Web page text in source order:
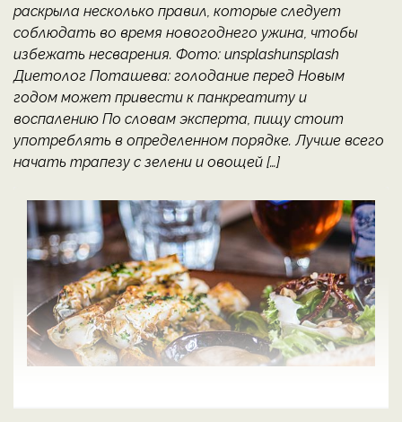
раскрыла несколько правил, которые следует
соблюдать во время новогоднего ужина, чтобы
избежать несварения. Фото: unsplashunsplash
Диетолог Поташева: голодание перед Новым
годом может привести к панкреатиту и
воспалению По словам эксперта, пищу стоит
употреблять в определенном порядке. Лучше всего
начать трапезу с зелени и овощей […]